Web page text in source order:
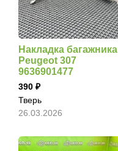
Накладка багажника
Peugeot 307
9636901477
390
Тверь
26.03.2026